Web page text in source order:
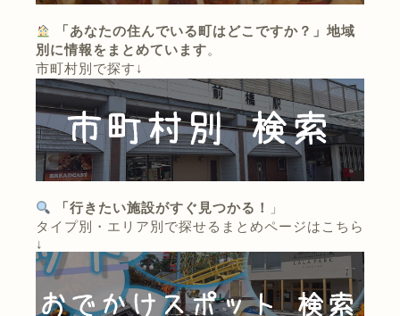
「あなたの住んでいる町はどこですか？」地域
別に情報をまとめています。
市町村別で探す↓
「行きたい施設がすぐ見つかる！
」
タイプ別・エリア別で探せるまとめページはこちら
↓